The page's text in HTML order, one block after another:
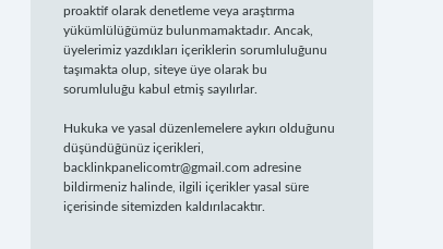
proaktif olarak denetleme veya araştırma
yükümlülüğümüz bulunmamaktadır. Ancak,
üyelerimiz yazdıkları içeriklerin sorumluluğunu
taşımakta olup, siteye üye olarak bu
sorumluluğu kabul etmiş sayılırlar.
Hukuka ve yasal düzenlemelere aykırı olduğunu
düşündüğünüz içerikleri,
backlinkpanelicomtr@gmail.com adresine
bildirmeniz halinde, ilgili içerikler yasal süre
içerisinde sitemizden kaldırılacaktır.